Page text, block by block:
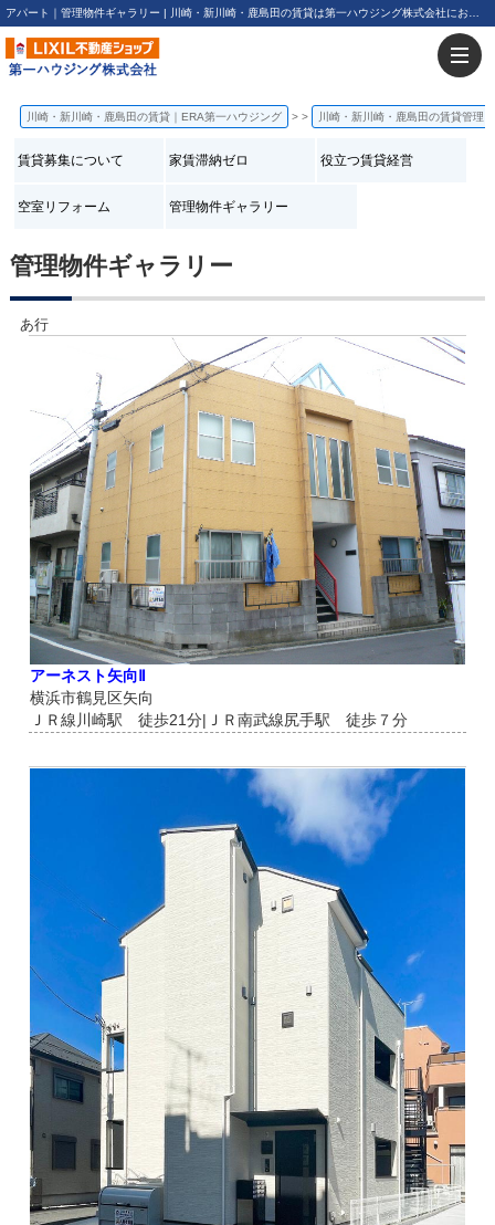
川崎・新川崎・鹿島田の賃貸｜ERA第一ハウジング > 川崎・新川崎・鹿島田の賃貸管理
賃貸募集について 家賃滞納ゼロ 役立つ賃貸経営
空室リフォーム 管理物件ギャラリー
管理物件ギャラリー
あ行
アーネスト矢向Ⅱ
横浜市鶴見区矢向
ＪＲ線川崎駅 徒歩21分|ＪＲ南武線尻手駅 徒歩７分